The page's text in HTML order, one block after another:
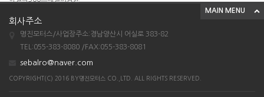
시티밴승용배달용
조이맥스125cc삼륜
엠보이 125cc삼륜
MAIN MENU
회사주소
명진모터스/사업장주소:경남양산시 어실로 383-82
TEL:055-383-8080 /FAX:055-383-8081
sebalro@naver.com
COPYRIGHT(C) 2016 BY명진모터스 CO.,LTD. ALL RIGHTS RESERVED.